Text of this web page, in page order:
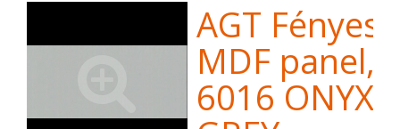
AGT Fényes
MDF panel,
6016 ONYX